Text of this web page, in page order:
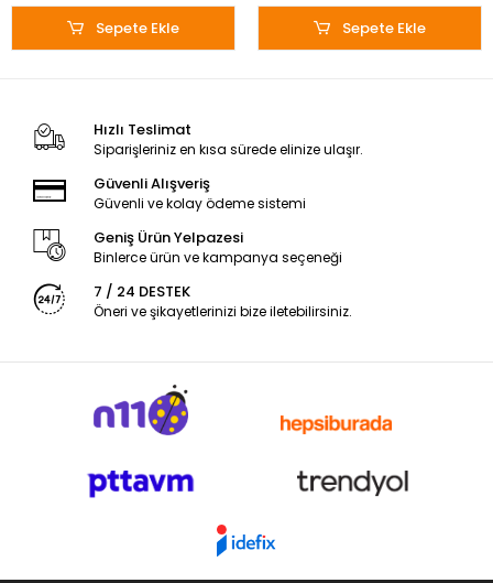
Sepete Ekle Sepete Ekle
Hızlı Teslimat
Siparişleriniz en kısa sürede elinize ulaşır.
Güvenli Alışveriş
Güvenli ve kolay ödeme sistemi
Geniş Ürün Yelpazesi
Binlerce ürün ve kampanya seçeneği
7 / 24 DESTEK
Öneri ve şikayetlerinizi bize iletebilirsiniz.